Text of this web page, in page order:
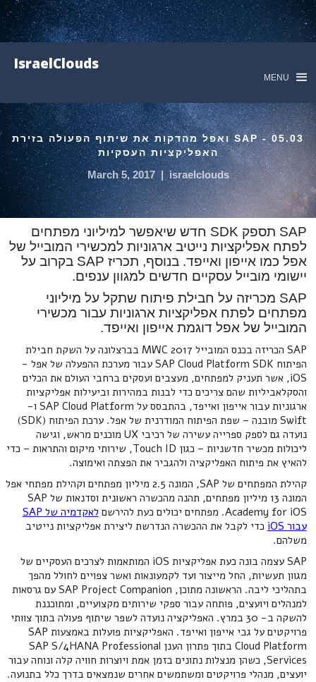
IsraelClouds
MENU
05.03 - SAP ואפל מהדקות את שיתוף הפעולה בזירת
האפליקציות העסקיות
israelclouds
|
March 5, 2017
SAP תספק SDK חדש שיאפשר למיליוני מפתחים
לפתח אפליקציות נייטיב ארגוניות למכשירי המובייל של
אפל כמו אייפון ואייפד. בנוסף, תכריז SAP בקרוב על
יישומי מובייל עסקיים חדשים למגוון ענפים.
SAP מכריזה על חבילת פיתוח שתקל על מיליוני
מפתחים לפתח אפליקציות ארגוניות עבור מכשירי
המובייל של אפל דוגמת אייפון ואייפד.
SAP הכריזה בכנס המובייל MWC 2017 בברצלונה על השקת חבילת
הפיתוח SAP Cloud Platform SDK עבור מערכת ההפעלה של אפל -
iOS, אשר תעניק למפתחים, מעצבים ועסקים ברחבי העולם את הכלים
והסקלאביליות שהם צריכים כדי לבנות במהירות וביעילות אפליקציות
ארגוניות עבור אייפון ואייפד, בהתבסס על SAP Cloud Platform ו-
Swift מובנה – שפת הפיתוח המודרנית של אפל. ערכת הפיתוח (SDK)
נועדה גם לספק ספרייה עשירה של רכיבי UX מוכנים מראש, וגישה
ליכולות מכשיר חדשניות – כגון Touch ID, שירותי מיקום והתראות – כדי
להאיץ את פיתוח האפליקציה ולהגביר את הפצתה ואימוצה.
קהילת המפתחים של SAP, המונה 2.5 מיליון מפתחים וקהילת מפתחי אפל
המונה 13 מיליון מפתחים, תהנה מהכשרה ראשונית וסדנאות של SAP
Academy for iOS. מפתחים יכולים כעת להירשם
לאקדמיה של SAP
עבור iOS
כדי לקבל את ההכשרה הנדרשת ליצירת אפליקציות נייטיב
משלהם.
SAP עצמה בונה כעת אפליקציות iOS המותאמות לצרכים העסקיים של
מגוון תעשיות, החל מייצור ועד לקמעונאות ואשר צפויים לחולל מהפך
בתהליכי ליבה. הראשונה מתוכן, SAP Project Companion עם גרסאות
למנהלים ויועצים, פותחה עבור ספקי שירותים מקצועיים, ומתוכננת
להשקה ב- 30 במרץ. האפליקציה נועדה לשפר שיתוף פעולה בתוך צוותי
פרויקטים על גבי אייפון ואייפד. האפליקציות פועלות באמצעות SAP
Cloud Platform בתוך פתרון הענן SAP S/4HANA Professional
Services, כשהן מנצלות נתונים בזמן אמת ויוצרות חוויה קלה ונוחה עבור
יועצים, מנהלי פרויקטים ומשתמשים אחרים שנמצאים בדרך כלל בתנועה.